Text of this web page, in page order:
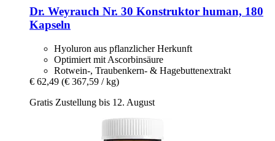
Dr. Weyrauch Nr. 30 Konstruktor human, 180
Kapseln
Hyoluron aus pflanzlicher Herkunft
Optimiert mit Ascorbinsäure
Rotwein-, Traubenkern- & Hagebuttenextrakt
€ 62,49 (€ 367,59 / kg)
Gratis Zustellung bis 12. August